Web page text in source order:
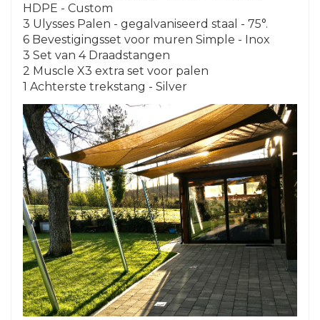
HDPE - Custom
3 Ulysses Palen - gegalvaniseerd staal - 75°.
6 Bevestigingsset voor muren Simple - Inox
3 Set van 4 Draadstangen
2 Muscle X3 extra set voor palen
1 Achterste trekstang - Silver